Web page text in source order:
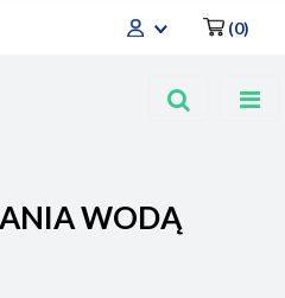
Zaloguj się
(0)
WODĄ